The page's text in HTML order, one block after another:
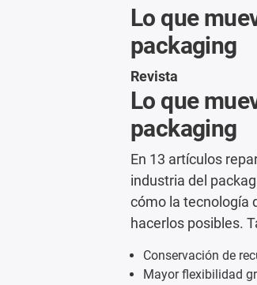
Lo que
packaging
Revista
Lo que
packaging
En 13 artículos
industria del
cómo la tecnología
hacerlos posibles.
Conservación de
Mayor flexibilidad